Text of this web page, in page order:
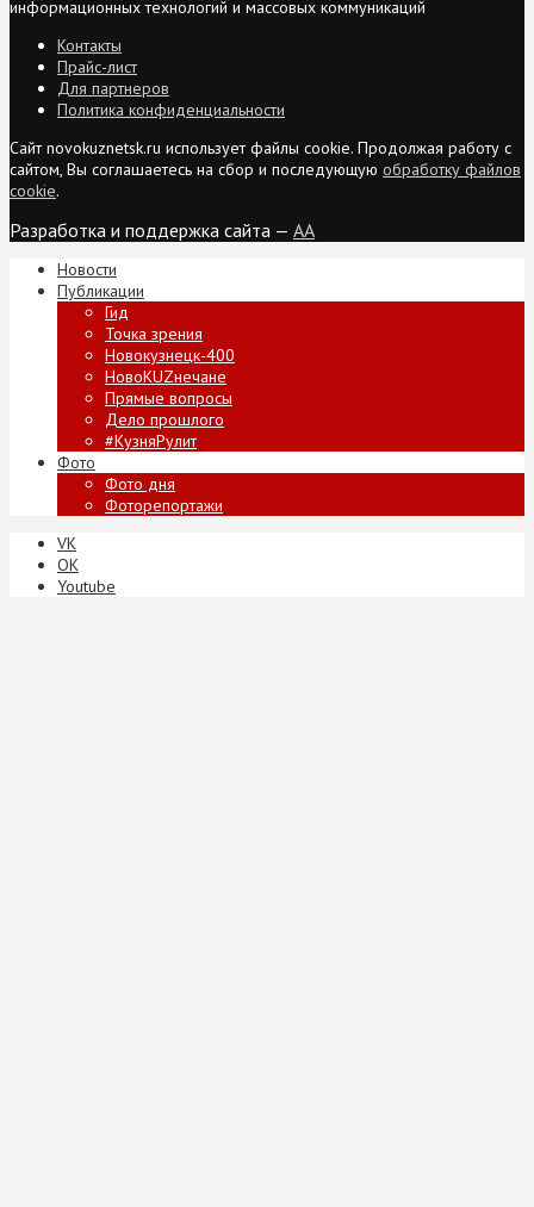
информационных технологий и массовых коммуникаций
Контакты
Прайс-лист
Для партнеров
Политика конфиденциальности
Сайт novokuznetsk.ru использует файлы cookie. Продолжая работу с
сайтом, Вы соглашаетесь на сбор и последующую обработку файлов
cookie.
Разработка и поддержка сайта — AA
Новости
Публикации
Гид
Точка зрения
Новокузнецк-400
НовоKUZнечане
Прямые вопросы
Дело прошлого
#КузняРулит
Фото
Фото дня
Фоторепортажи
VK
ОК
Youtube